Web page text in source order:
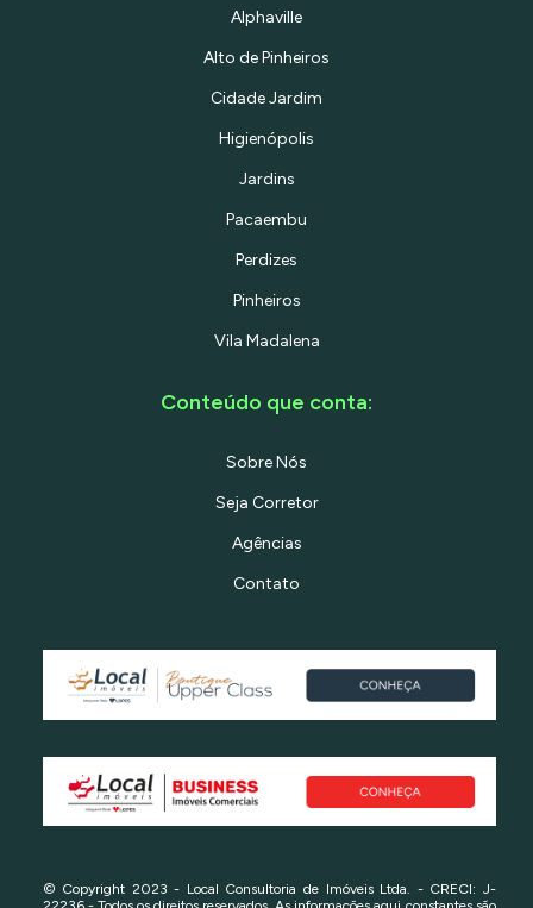
Alphaville
Alto de Pinheiros
Cidade Jardim
Higienópolis
Jardins
Pacaembu
Perdizes
Pinheiros
Vila Madalena
Conteúdo que conta:
Sobre Nós
Seja Corretor
Agências
Contato
© Copyright 2023 - Local Consultoria de Imóveis Ltda. - CRECI: J-